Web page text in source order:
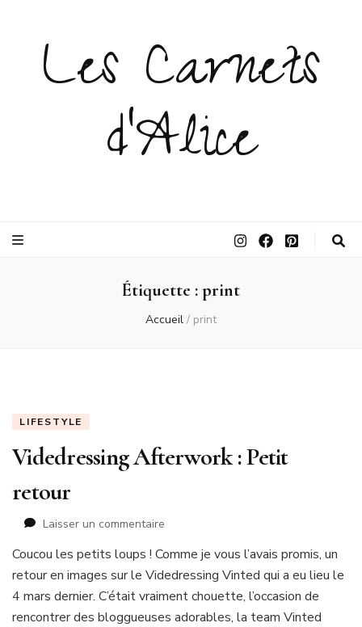
Les Carnets
d'Alice
Étiquette :print
Accueil / print
LIFESTYLE
Videdressing Afterwork : Petit
retour
Laisser un commentaire
Afterwork
:
Petit
Coucou les petits loups ! Comme je vous l’avais promis, un
retour en images sur le Videdressing Vinted qui a eu lieu le
4 mars dernier. C’était vraiment chouette, l’occasion de
rencontrer des bloggueuses adorables, la team Vinted